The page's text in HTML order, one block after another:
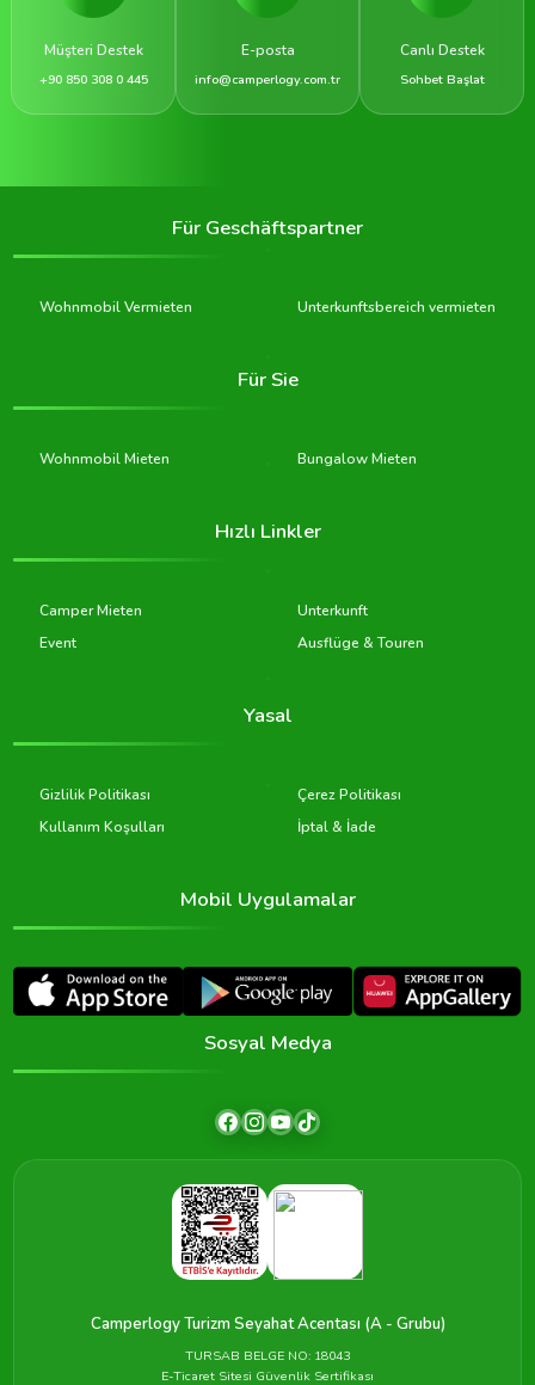
Müşteri Destek
+90 850 308 0 445
E-posta
info@camperlogy.com.tr
Canlı Destek
Sohbet Başlat
Für Geschäftspartner
Wohnmobil Vermieten Unterkunftsbereich vermieten
Für Sie
Wohnmobil Mieten Bungalow Mieten
Hızlı Linkler
Camper Mieten
Unterkunft
Event
Ausflüge & Touren
Yasal
Gizlilik Politikası
Çerez Politikası
Kullanım Koşulları
İptal & İade
Mobil Uygulamalar
Sosyal Medya
Camperlogy Turizm Seyahat Acentası (A - Grubu)
TURSAB BELGE NO: 18043
E-Ticaret Sitesi Güvenlik Sertifikası